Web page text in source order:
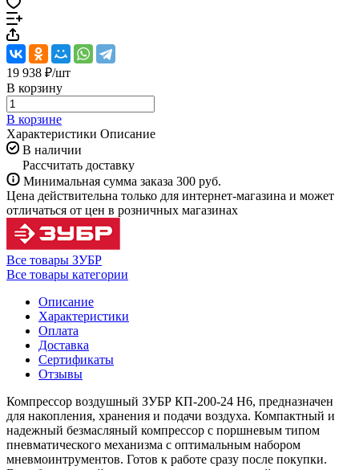
19 938 ₽/шт
В корзину
В корзине
Характеристики Описание
В наличии
Рассчитать доставку
Минимальная сумма заказа 300 руб.
Цена действительна только для интернет-магазина и может
отличаться от цен в розничных магазинах
Все товары ЗУБР
Все товары категории
Описание
Характеристики
Оплата
Доставка
Сертификаты
Отзывы
Компрессор воздушный ЗУБР КП-200-24 Н6, предназначен
для накопления, хранения и подачи воздуха. Компактный и
надежный безмасляный компрессор с поршневым типом
пневматического механизма с оптимальным набором
мневмоинтрументов. Готов к работе сразу после покупки.